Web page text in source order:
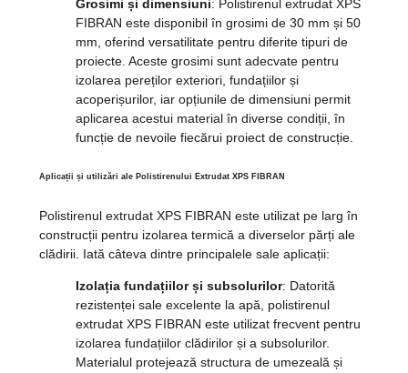
Grosimi și dimensiuni: Polistirenul extrudat XPS
FIBRAN este disponibil în grosimi de 30 mm și 50
mm, oferind versatilitate pentru diferite tipuri de
proiecte. Aceste grosimi sunt adecvate pentru
izolarea pereților exteriori, fundațiilor și
acoperișurilor, iar opțiunile de dimensiuni permit
aplicarea acestui material în diverse condiții, în
funcție de nevoile fiecărui proiect de construcție.
Aplicații și utilizări ale Polistirenului Extrudat XPS FIBRAN
Polistirenul extrudat XPS FIBRAN este utilizat pe larg în
construcții pentru izolarea termică a diverselor părți ale
clădirii. Iată câteva dintre principalele sale aplicații:
Izolația fundațiilor și subsolurilor: Datorită
rezistenței sale excelente la apă, polistirenul
extrudat XPS FIBRAN este utilizat frecvent pentru
izolarea fundațiilor clădirilor și a subsolurilor.
Materialul protejează structura de umezeală și